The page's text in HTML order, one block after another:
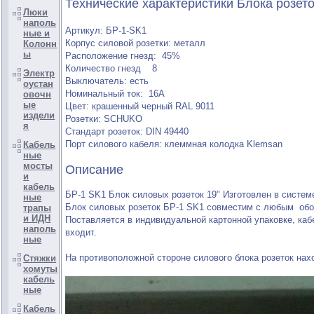
Люки
наполь
ные и
Колонн
ы
Электр
оустан
овочн
ые
издели
я
Кабель
ные
мосты
и
кабель
ные
трапы
и ИДН
наполь
ные
Стяжки
хомуты
кабель
ные
Кабель
Технические характеристики Блока
Артикул: БР-1-SK1
Корпус силовой розетки: металл
Расположение гнезд: 45%
Количество гнезд 8
Выключатель: есть
Номинальный ток: 16А
Цвет: крашенный черный RAL 9011
Розетки: SCHUKO
Стандарт розеток: DIN 49440
Порт силового кабеля: клеммная колодка Klemsan
Описание
БР-1 SK1 Блок силовых розеток 19" Изготовлен в
Блок силовых розеток БР-1 SK1 совместим с любым
Поставляется в индивидуальной картонной упаковке,
входит.
На противоположной стороне силового блока розеток